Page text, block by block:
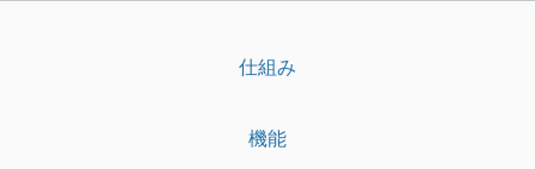
仕組み
機能